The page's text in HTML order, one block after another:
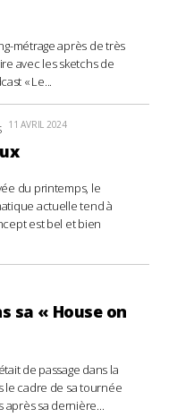
métrage après de très
avec les sketchs de
« Le...
11 AVRIL 2024
du printemps, le
actuelle tend à
est bel et bien
sa « House on
de passage dans la
le cadre de sa tournée
après sa dernière...